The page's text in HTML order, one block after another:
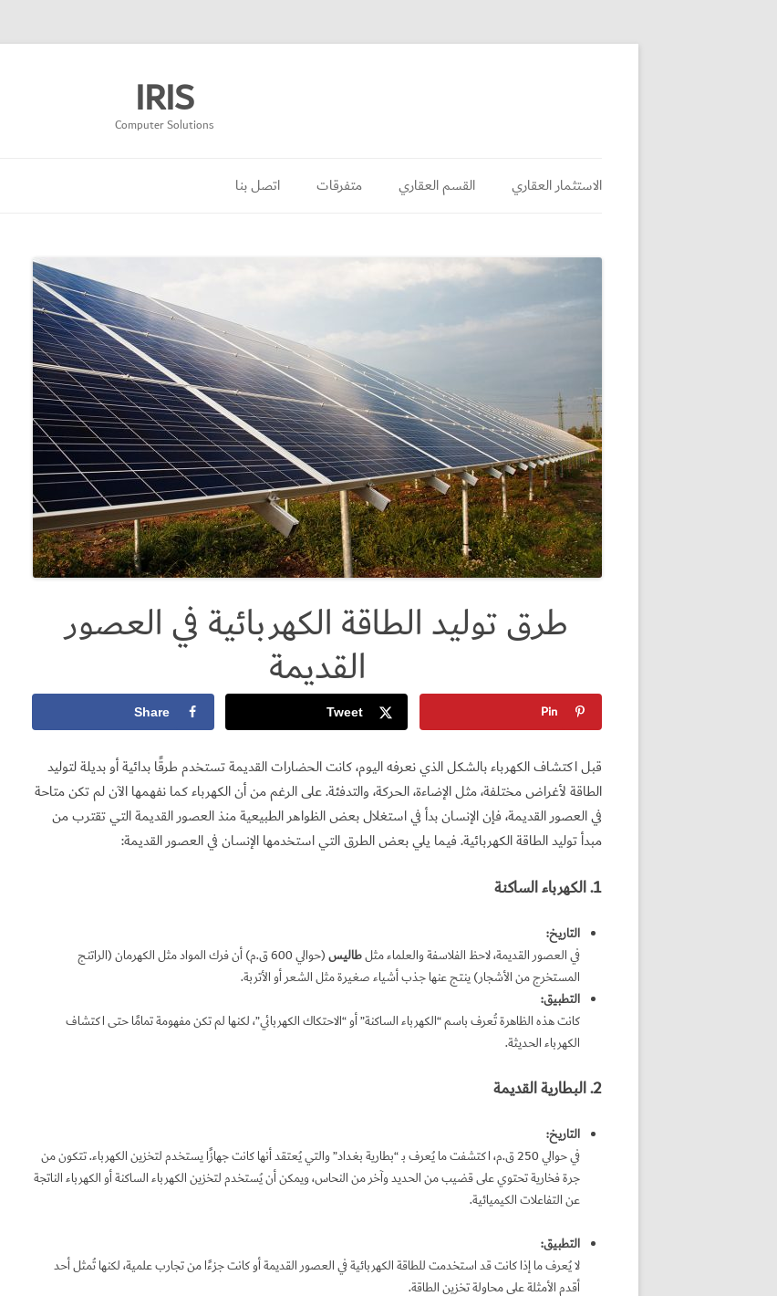
IRIS
Computer Solutions
الاستثمار العقاري القسم العقاري متفرقات اتصل بنا
طرق توليد الطاقة الكهربائية في العصور
القديمة
Share Tweet Pin
قبل اكتشاف الكهرباء بالشكل الذي نعرفه اليوم، كانت الحضارات القديمة تستخدم طرقًا بدائية أو بديلة لتوليد
الطاقة لأغراض مختلفة، مثل الإضاءة، الحركة، والتدفئة. على الرغم من أن الكهرباء كما نفهمها الآن لم تكن متاحة
في العصور القديمة، فإن الإنسان بدأ في استغلال بعض الظواهر الطبيعية منذ العصور القديمة التي تقترب من
مبدأ توليد الطاقة الكهربائية. فيما يلي بعض الطرق التي استخدمها الإنسان في العصور القديمة:
1. الكهرباء الساكنة
التاريخ:
في العصور القديمة، لاحظ الفلاسفة والعلماء مثلطاليس
(حوالي 600 ق.م) أن فرك المواد مثل الكهرمان (الراتنج
المستخرج من الأشجار) ينتج عنها جذب أشياء صغيرة مثل الشعر أو الأتربة.
التطبيق:
كانت هذه الظاهرة تُعرف باسم “الكهرباء الساكنة” أو “الاحتكاك الكهربائي”، لكنها لم تكن مفهومة تمامًا حتى اكتشاف
الكهرباء الحديثة.
2. البطارية القديمة
التاريخ:
في حوالي 250 ق.م، اكتشفت ما يُعرف بـ “بطارية بغداد” والتي يُعتقد أنها كانت جهازًا يستخدم لتخزين الكهرباء. تتكون من
جرة فخارية تحتوي على قضيب من الحديد وآخر من النحاس، ويمكن أن يُستخدم لتخزين الكهرباء الساكنة أو الكهرباء الناتجة
عن التفاعلات الكيميائية.
التطبيق:
لا يُعرف ما إذا كانت قد استخدمت للطاقة الكهربائية في العصور القديمة أو كانت جزءًا من تجارب علمية، لكنها تُمثل أحد
أقدم الأمثلة على محاولة تخزين الطاقة.